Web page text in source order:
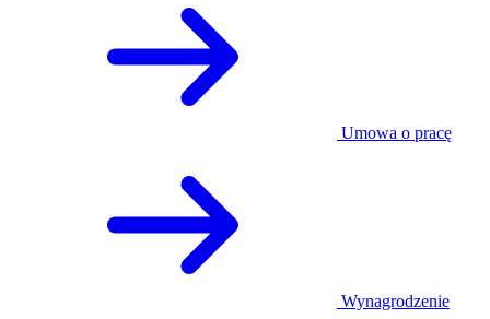
Umowa o pracę
Wynagrodzenie